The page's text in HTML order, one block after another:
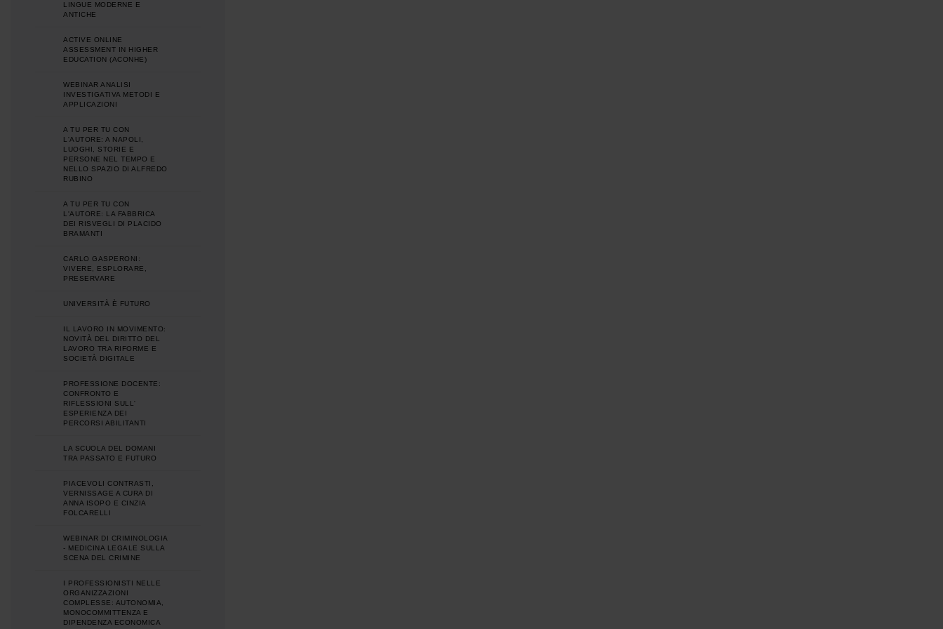
LINGUE MODERNE E
ANTICHE
ACTIVE ONLINE
ASSESSMENT IN HIGHER
EDUCATION (ACONHE)
WEBINAR ANALISI
INVESTIGATIVA METODI E
APPLICAZIONI
A TU PER TU CON
L'AUTORE: A NAPOLI,
LUOGHI, STORIE E
PERSONE NEL TEMPO E
NELLO SPAZIO DI ALFREDO
RUBINO
A TU PER TU CON
L'AUTORE: LA FABBRICA
DEI RISVEGLI DI PLACIDO
BRAMANTI
CARLO GASPERONI:
VIVERE, ESPLORARE,
PRESERVARE
UNIVERSITÀ È FUTURO
IL LAVORO IN MOVIMENTO:
NOVITÀ DEL DIRITTO DEL
LAVORO TRA RIFORME E
SOCIETÀ DIGITALE
PROFESSIONE DOCENTE:
CONFRONTO E
RIFLESSIONI SULL'
ESPERIENZA DEI
PERCORSI ABILITANTI
LA SCUOLA DEL DOMANI
TRA PASSATO E FUTURO
PIACEVOLI CONTRASTI,
VERNISSAGE A CURA DI
ANNA ISOPO E CINZIA
FOLCARELLI
WEBINAR DI CRIMINOLOGIA
- MEDICINA LEGALE SULLA
SCENA DEL CRIMINE
I PROFESSIONISTI NELLE
ORGANIZZAZIONI
COMPLESSE: AUTONOMIA,
MONOCOMMITTENZA E
DIPENDENZA ECONOMICA